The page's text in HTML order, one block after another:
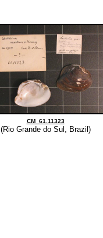
CM_61.11323
(Rio Grande do Sul, Brazil)